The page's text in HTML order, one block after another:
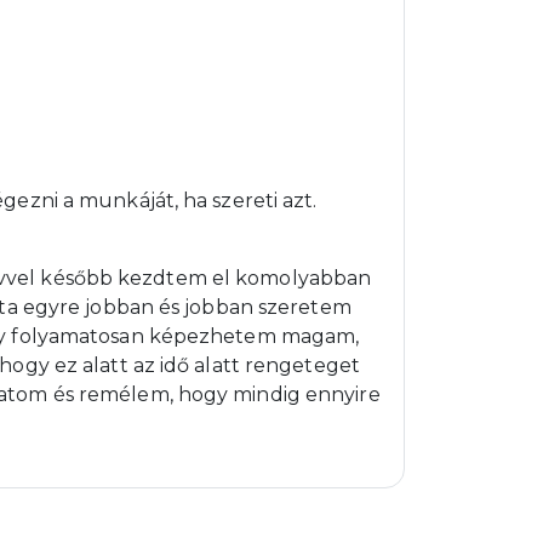
a munkáját, ha szereti azt.
később kezdtem el komolyabban
egyre jobban és jobban szeretem
folyamatosan képezhetem magam,
ez alatt az idő alatt rengeteget
és remélem, hogy mindig ennyire